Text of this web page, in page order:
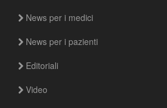
News per i medici
News per i pazienti
Editoriali
Video